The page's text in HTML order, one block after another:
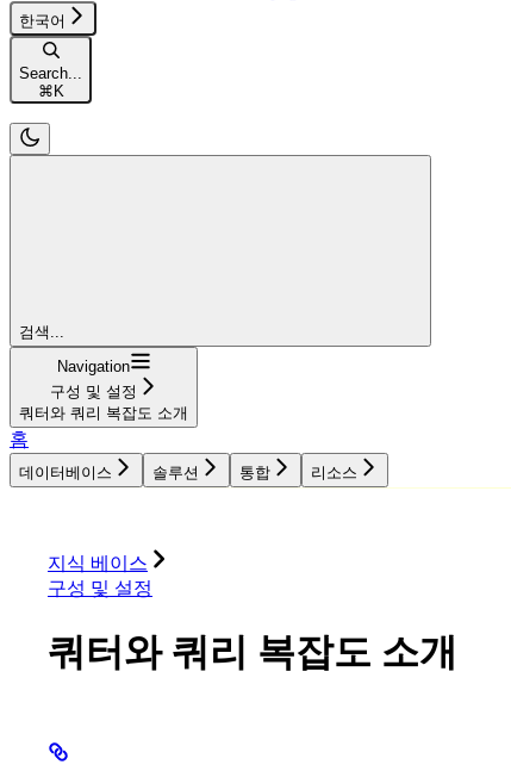
한국어
Search...
⌘ K
검색...
Navigation
구성 및 설정
쿼터와 쿼리 복잡도 소개
홈
데이터베이스 솔루션 통합 리소스
지식 베이스
구성 및 설정
쿼터와 쿼리 복잡도 소개